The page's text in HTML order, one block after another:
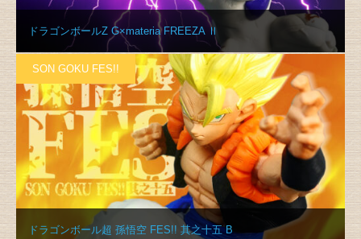
ドラゴンボールZ G×materia FREEZA Ⅱ
SON GOKU FES!!
ドラゴンボール超 孫悟空 FES!! 其之十五 B